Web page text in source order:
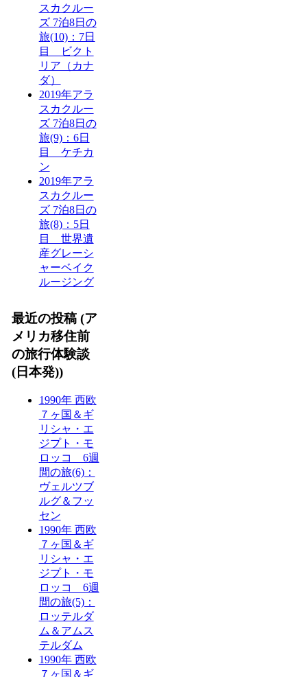
スカクルー
ズ 7泊8日の
旅(10)：7日
目 ビクト
リア（カナ
ダ）
2019年アラ
スカクルー
ズ 7泊8日の
旅(9)：6日
目 ケチカ
ン
2019年アラ
スカクルー
ズ 7泊8日の
旅(8)：5日
目 世界遺
産グレーシ
ャーベイク
ルージング
最近の投稿 (ア
メリカ移住前
の旅行体験談
(日本発))
1990年 西欧
７ヶ国＆ギ
リシャ・エ
ジプト・モ
ロッコ 6週
間の旅(6)：
ヴェルツブ
ルグ＆フッ
セン
1990年 西欧
７ヶ国＆ギ
リシャ・エ
ジプト・モ
ロッコ 6週
間の旅(5)：
ロッテルダ
ム＆アムス
テルダム
1990年 西欧
７ヶ国＆ギ